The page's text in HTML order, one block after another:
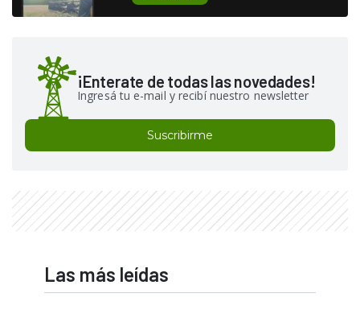
¡Enterate de todas las novedades!
Ingresá tu e-mail y recibí nuestro newsletter
Suscribirme
Las más leídas